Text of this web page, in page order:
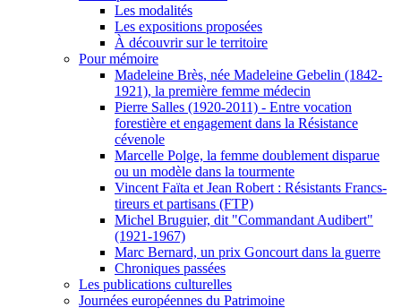
Les modalités
Les expositions proposées
À découvrir sur le territoire
Pour mémoire
Madeleine Brès, née Madeleine Gebelin (1842-
1921), la première femme médecin
Pierre Salles (1920-2011) - Entre vocation
forestière et engagement dans la Résistance
cévenole
Marcelle Polge, la femme doublement disparue
ou un modèle dans la tourmente
Vincent Faïta et Jean Robert : Résistants Francs-
tireurs et partisans (FTP)
Michel Bruguier, dit "Commandant Audibert"
(1921-1967)
Marc Bernard, un prix Goncourt dans la guerre
Chroniques passées
Les publications culturelles
Journées européennes du Patrimoine